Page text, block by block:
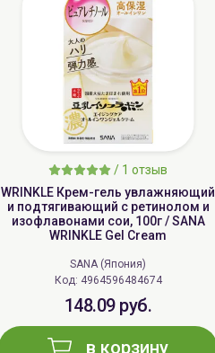
/ 1 отзыв
WRINKLE Крем-гель увлажняющий
и подтягивающий с ретинолом и
изофлавонами сои, 100г / SANA
WRINKLE Gel Cream
SANA (Япония)
Код: 4964596484674
148.09 руб.
в корзину